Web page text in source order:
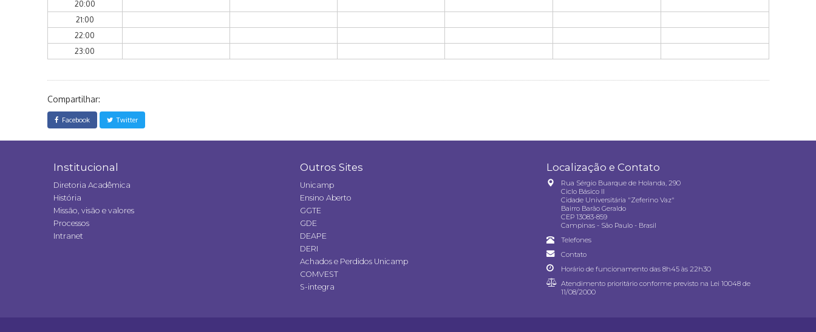
20:00
21:00
22:00
23:00
Compartilhar:
Facebook Twitter
Institucional
Diretoria Acadêmica
História
Missão, visão e valores
Processos
Intranet
Outros Sites
Unicamp
Ensino Aberto
GGTE
GDE
DEAPE
DERI
Achados e Perdidos Unicamp
COMVEST
S-integra
Localização e Contato
Rua Sérgio Buarque de Holanda, 290
Ciclo Básico II
Cidade Universitária "Zeferino Vaz"
Bairro Barão Geraldo
CEP 13083-859
Campinas - São Paulo - Brasil
Telefones
Contato
Horário de funcionamento das 8h45 às 22h30
Atendimento prioritário conforme previsto na Lei 10048 de
11/08/2000